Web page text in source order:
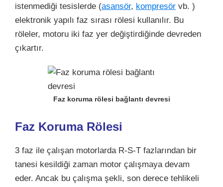
istenmediği tesislerde (asansör, kompresör vb. )
elektronik yapılı faz sırası rölesi kullanılır. Bu
röleler, motoru iki faz yer değiştirdiğinde devreden
çıkartır.
Faz koruma rölesi bağlantı devresi
Faz Koruma Rölesi
3 faz ile çalışan motorlarda R-S-T fazlarından bir
tanesi kesildiği zaman motor çalışmaya devam
eder. Ancak bu çalışma şekli, son derece tehlikeli